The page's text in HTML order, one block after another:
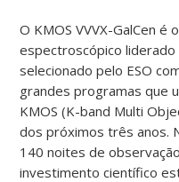
O KMOS VVVX-GalCen
espectroscópico liderado
selecionado pelo ESO
grandes programas que
KMOS (K-band Multi
dos próximos três anos.
140 noites de
investimento científico